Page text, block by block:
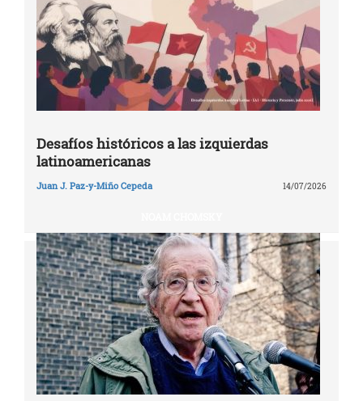
Desafíos históricos a las izquierdas
latinoamericanas
Juan J. Paz-y-Miño Cepeda 14/07/2026